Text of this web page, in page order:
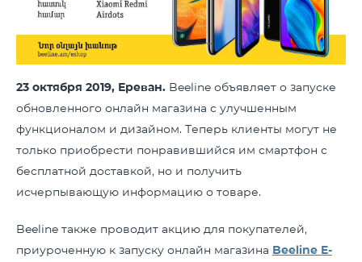
23 октября 2019, Ереван. Beeline объявляет о запуске
обновленного онлайн магазина с улучшенным
функционалом и дизайном. Теперь клиенты могут не
только приобрести понравившийся им смартфон с
бесплатной доставкой, но и получить
исчерпывающую информацию о товаре.
Beeline также проводит акцию для покупателей,
приуроченную к запуску онлайн магазина Beeline E-